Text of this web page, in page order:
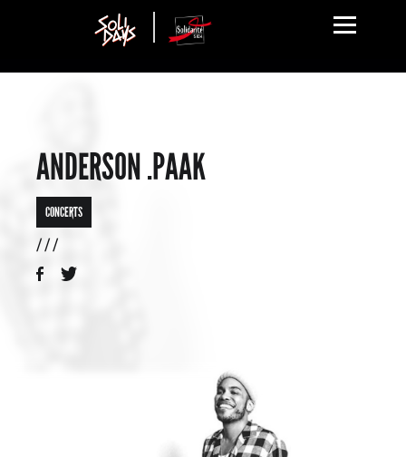
ANDERSON .PAAK
CONCERTS
/ / /